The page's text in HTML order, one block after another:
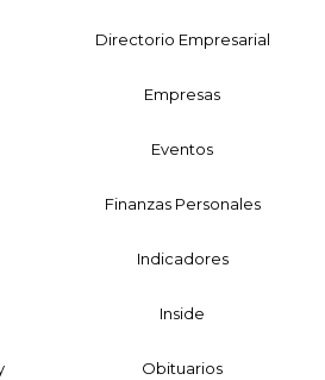
Directorio Empresarial
Empresas
Eventos
Finanzas Personales
Indicadores
Inside
Obituarios